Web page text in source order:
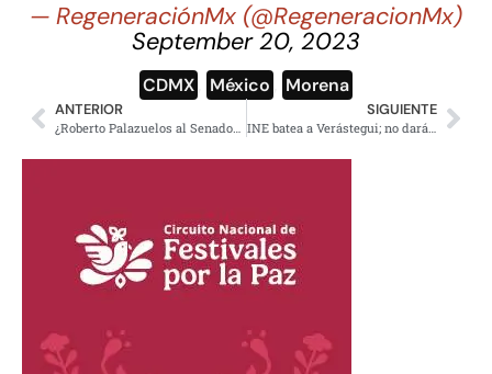
— RegeneraciónMx (@RegeneracionMx)
September 20, 2023
CDMX México Morena
ANTERIOR
¿Roberto Palazuelos al Senado? Causa división en el PAN Naranja
SIGUIENTE
INE batea a Verástegui; no darán prórroga en la recepción de firmas para independientes